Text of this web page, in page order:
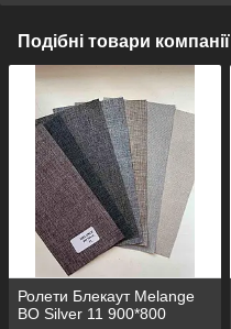
Подібні товари компанії
Ролети Блекаут Melange
BO Silver 11 900*800